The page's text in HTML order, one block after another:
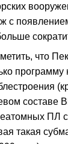
с
что
программу
ПЛ
такая